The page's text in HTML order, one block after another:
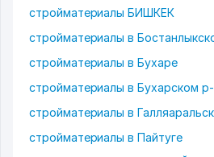
стройматериалы БИШКЕК
стройматериалы в
стройматериалы в Бухаре
стройматериалы в Бухарском
стройматериалы в
стройматериалы в Пайтуге